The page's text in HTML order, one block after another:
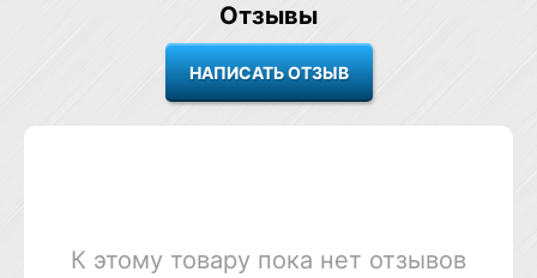
Отзывы
К этому товару пока нет отзывов